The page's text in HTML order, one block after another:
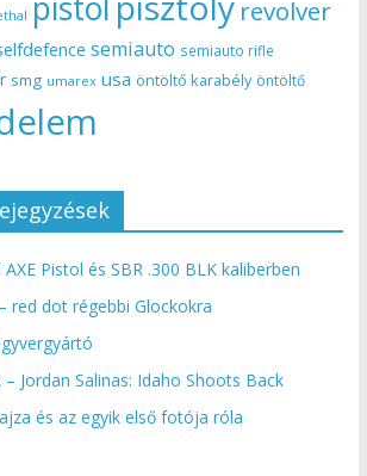
revolver
semiauto semiauto rifle
smg umarex usa öntöltő karabély öntöltő
Pistol és SBR .300 BLK kaliberben
red dot régebbi Glockokra
Jordan Salinas: Idaho Shoots Back
és az egyik első fotója róla